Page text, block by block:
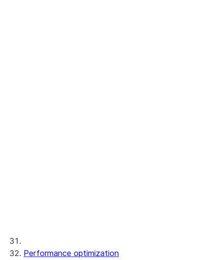
Performance optimization